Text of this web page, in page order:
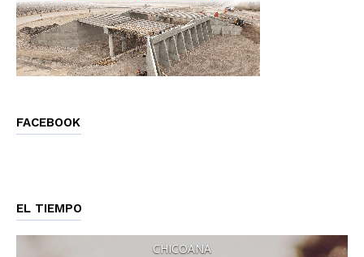
FACEBOOK
EL TIEMPO
CHICOANA